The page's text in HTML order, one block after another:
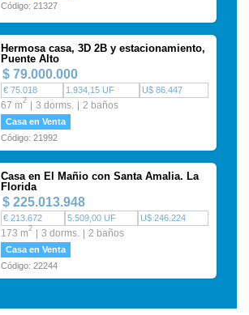
Código: 21327
Hermosa casa, 3D 2B y estacionamiento,
Puente Alto
$ 79.000.000
€ 75.018 1.934,15 UF U$ 86.447
67 m2 3 dorms. 2 baños
Casa en Venta
Código: 21992
Casa en El Mañio con Santa Amalia. La
Florida
$ 225.013.948
€ 213.672 5.509,00 UF U$ 246.224
173 m2 3 dorms. 2 baños
Casa en Venta
Código: 22244